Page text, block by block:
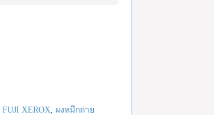
FUJI XEROX, ผงหมึกถ่าย